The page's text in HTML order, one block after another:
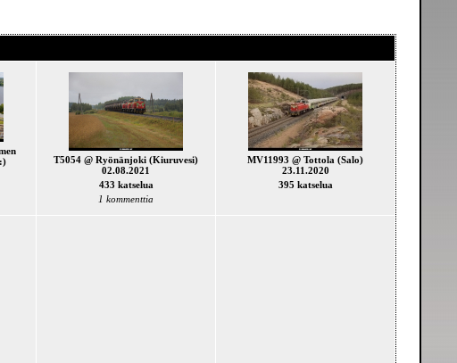
T5054 @ Ryönänjoki (Kiuruvesi)
02.08.2021
433 katselua
1 kommenttia
MV11993 @ Tottola (Salo)
23.11.2020
395 katselua